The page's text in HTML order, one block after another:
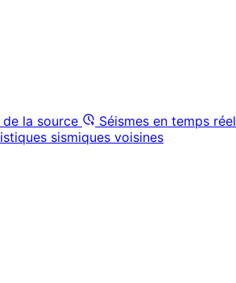
de la source Séismes en temps réel
sismiques voisines